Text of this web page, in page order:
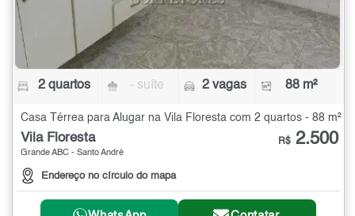
2 quartos - suíte 2 vagas 88 m²
Casa Térrea para Alugar na Vila Floresta com 2 quartos - 88 m²
Vila Floresta
Grande ABC - Santo André
Endereço no círculo do mapa
R$ 2.500